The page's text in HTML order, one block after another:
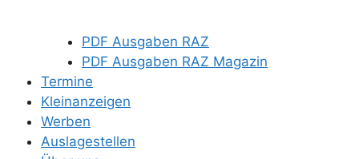
PDF Ausgaben RAZ
PDF Ausgaben RAZ Magazin
Termine
Kleinanzeigen
Werben
Auslagestellen